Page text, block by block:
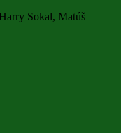
Sokal, Matúš